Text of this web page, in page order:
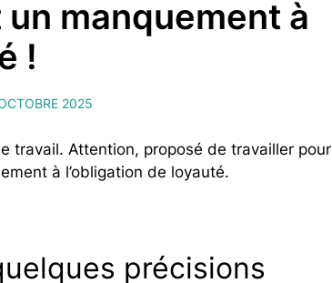
manquement à
!
2025
travail. Attention, proposé de travailler pour
à l’obligation de loyauté.
précisions